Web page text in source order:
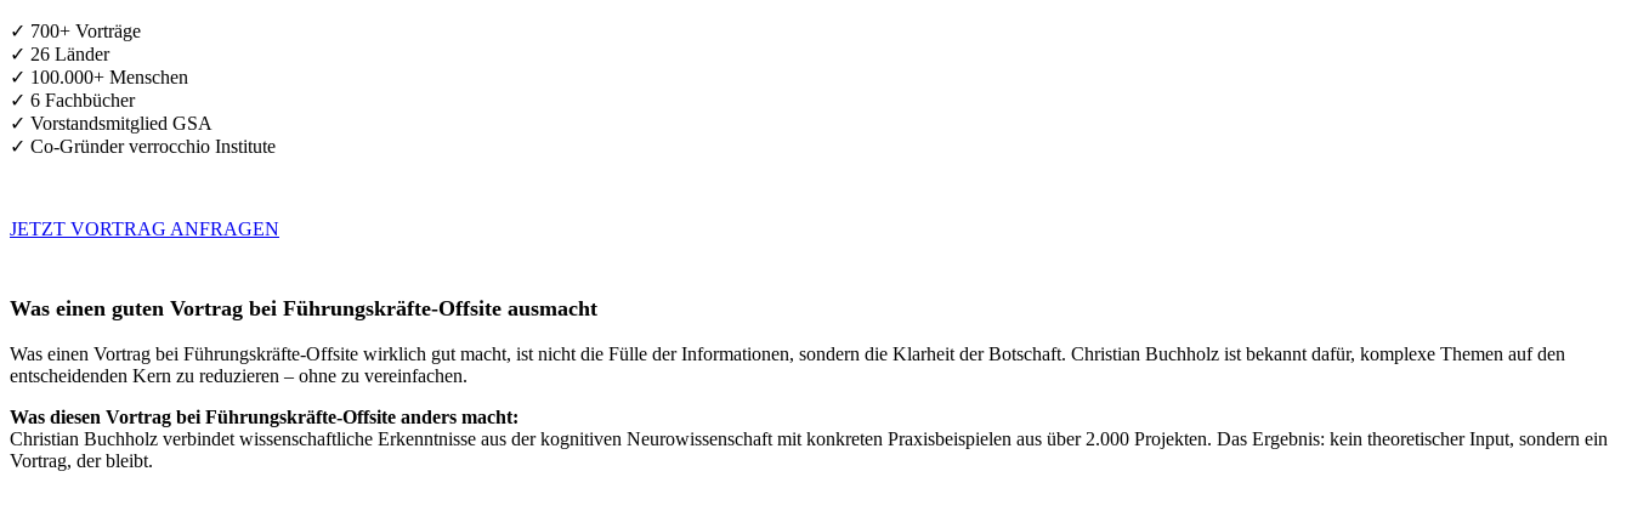
✓ 700+ Vorträge
✓ 26 Länder
✓ 100.000+ Menschen
✓ 6 Fachbücher
✓ Vorstandsmitglied GSA
✓ Co-Gründer verrocchio Institute
JETZT VORTRAG ANFRAGEN
Was einen guten Vortrag bei Führungskräfte-Offsite ausmacht
Was einen Vortrag bei Führungskräfte-Offsite wirklich gut macht, ist nicht die Fülle der Informationen, sondern die Klarheit der Botschaft. Christian Buchholz ist bekannt dafür, komplexe Themen auf den
entscheidenden Kern zu reduzieren – ohne zu vereinfachen.
Was diesen Vortrag bei Führungskräfte-Offsite anders macht:
Christian Buchholz verbindet wissenschaftliche Erkenntnisse aus der kognitiven Neurowissenschaft mit konkreten Praxisbeispielen aus über 2.000 Projekten. Das Ergebnis: kein theoretischer Input, sondern ein
Vortrag, der bleibt.